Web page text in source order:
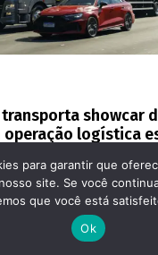
showcar
operação logística
para garantir que
site. Se você
que você está
Ok